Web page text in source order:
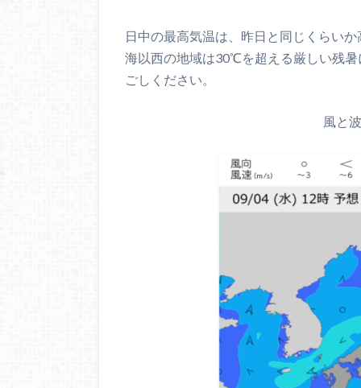
日中の最高気温は、昨日と同じくらい
海以西の地域は30℃を超える厳しい残
ごしください。
風と